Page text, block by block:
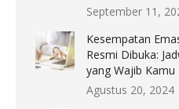
September 11,
Kesempatan
Resmi Dibuka:
yang Wajib Kamu
Agustus 20, 2024